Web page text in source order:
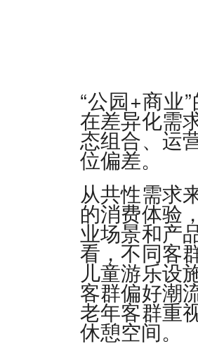
“公园+商业
在差异化需
态组合、运
位偏差。
从共性需求
的消费体验
业场景和产
看，不同客
儿童游乐设
客群偏好潮
老年客群重
休憩空间。